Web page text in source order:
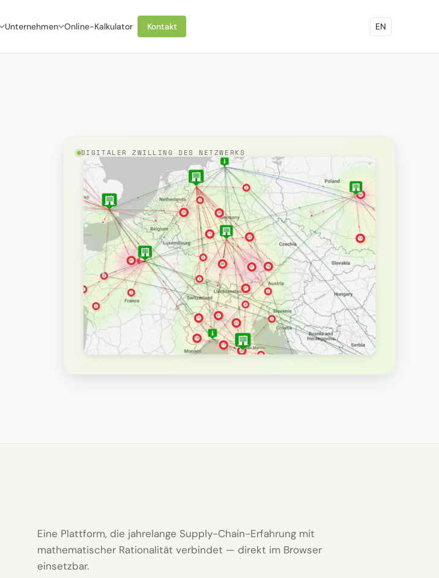
Unternehmen Online-Kalkulator Kontakt EN
DIGITALER ZWILLING DES NETZWERKS
Eine Plattform, die jahrelange Supply-Chain-Erfahrung mit
mathematischer Rationalität verbindet — direkt im Browser
einsetzbar.